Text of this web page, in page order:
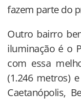
fazem parte do
Outro bairro
iluminação é o
com essa
(1.246 metros)
Caetanópolis,